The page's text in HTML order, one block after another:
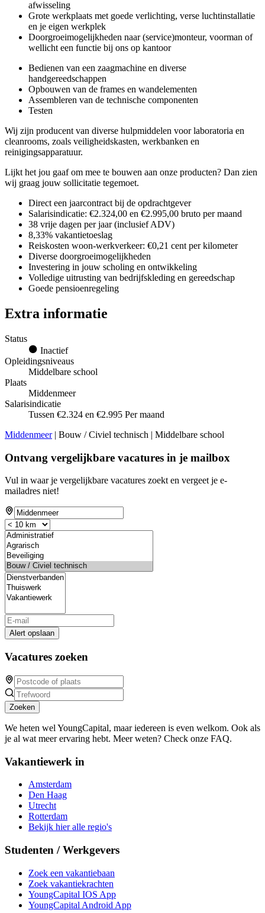
afwisseling
Grote werkplaats met goede verlichting, verse luchtinstallatie
en je eigen werkplek
Doorgroeimogelijkheden naar (service)monteur, voorman of
wellicht een functie bij ons op kantoor
Bedienen van een zaagmachine en diverse
handgereedschappen
Opbouwen van de frames en wandelementen
Assembleren van de technische componenten
Testen
Wij zijn producent van diverse hulpmiddelen voor laboratoria en
cleanrooms, zoals veiligheidskasten, werkbanken en
reinigingsapparatuur.
Lijkt het jou gaaf om mee te bouwen aan onze producten? Dan zien
wij graag jouw sollicitatie tegemoet.
Direct een jaarcontract bij de opdrachtgever
Salarisindicatie: €2.324,00 en €2.995,00 bruto per maand
38 vrije dagen per jaar (inclusief ADV)
8,33% vakantietoeslag
Reiskosten woon-werkverkeer: €0,21 cent per kilometer
Diverse doorgroeimogelijkheden
Investering in jouw scholing en ontwikkeling
Volledige uitrusting van bedrijfskleding en gereedschap
Goede pensioenregeling
Extra informatie
Status
Inactief
Opleidingsniveaus
Middelbare school
Plaats
Middenmeer
Salarisindicatie
Tussen €2.324 en €2.995 Per maand
Middenmeer| Bouw / Civiel technisch | Middelbare school
Ontvang vergelijkbare vacatures in je mailbox
Vul in waar je vergelijkbare vacatures zoekt en vergeet je e-
mailadres niet!
Alert opslaan
Vacatures zoeken
Zoeken
We heten wel YoungCapital, maar iedereen is even welkom. Ook als
je al wat meer ervaring hebt. Meer weten? Check onze FAQ.
Vakantiewerk in
Amsterdam
Den Haag
Utrecht
Rotterdam
Bekijk hier alle regio's
Studenten / Werkgevers
Zoek een vakantiebaan
Zoek vakantiekrachten
YoungCapital IOS App
YoungCapital Android App